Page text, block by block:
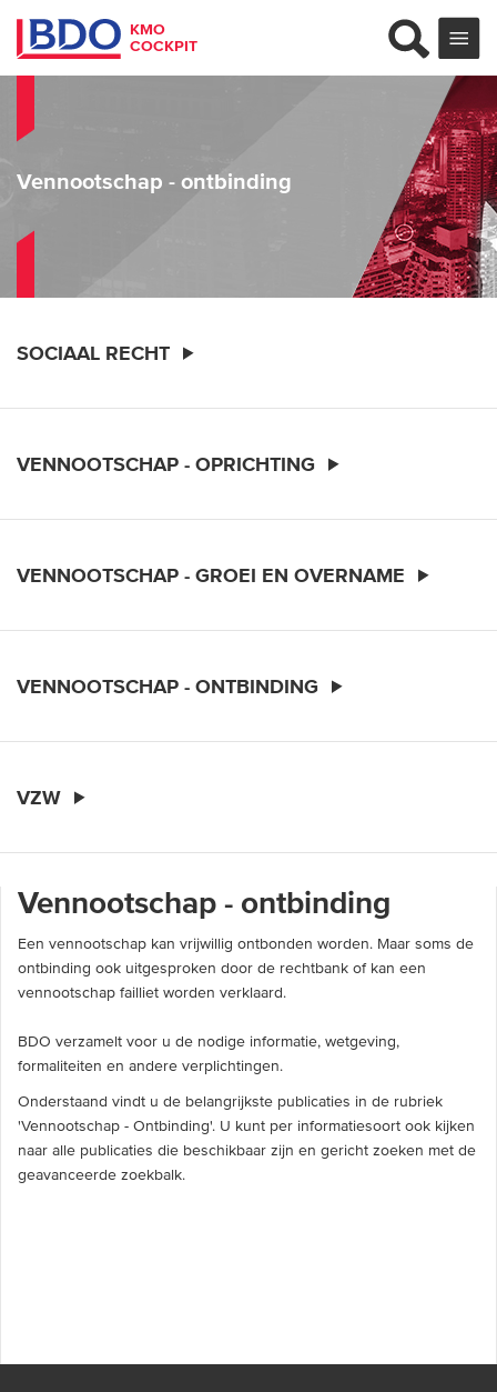
KMO
COCKPIT
Vennootschap - ontbinding
SOCIAAL RECHT
VENNOOTSCHAP - OPRICHTING
VENNOOTSCHAP - GROEI EN OVERNAME
VENNOOTSCHAP - ONTBINDING
VZW
Vennootschap - ontbinding
Een vennootschap kan vrijwillig ontbonden worden. Maar soms de
ontbinding ook uitgesproken door de rechtbank of kan een
vennootschap failliet worden verklaard.
BDO verzamelt voor u de nodige informatie, wetgeving,
formaliteiten en andere verplichtingen.
Onderstaand vindt u de belangrijkste publicaties in de rubriek
'Vennootschap - Ontbinding'. U kunt per informatiesoort ook kijken
naar alle publicaties die beschikbaar zijn en gericht zoeken met de
geavanceerde zoekbalk.